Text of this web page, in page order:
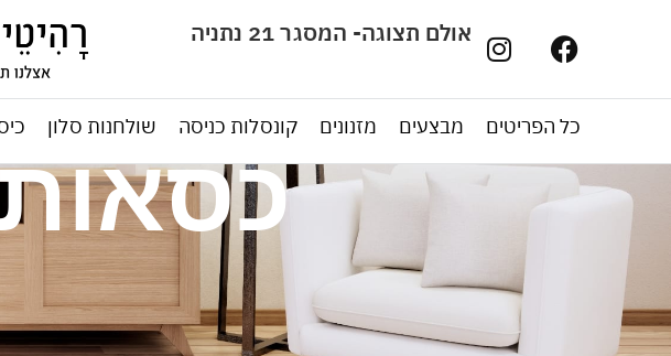
אולם תצוגה- המסגר 21 נתניה
כל הפריטים מבצעים מזנונים קונסלות כניסה שולחנות סלון